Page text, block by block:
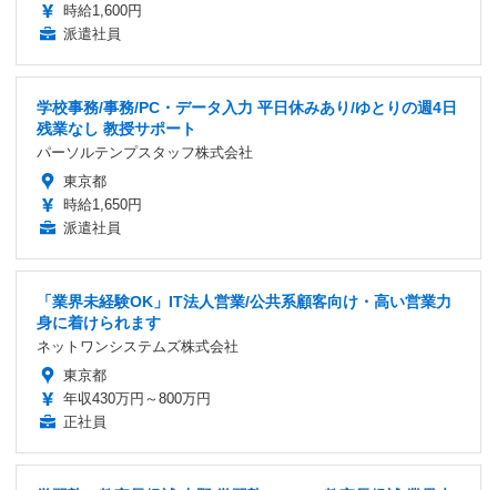
時給1,600円
派遣社員
学校事務/事務/PC・データ入力 平日休みあり/ゆとりの週4日
残業なし 教授サポート
パーソルテンプスタッフ株式会社
東京都
時給1,650円
派遣社員
「業界未経験OK」IT法人営業/公共系顧客向け・高い営業力
身に着けられます
ネットワンシステムズ株式会社
東京都
年収430万円～800万円
正社員